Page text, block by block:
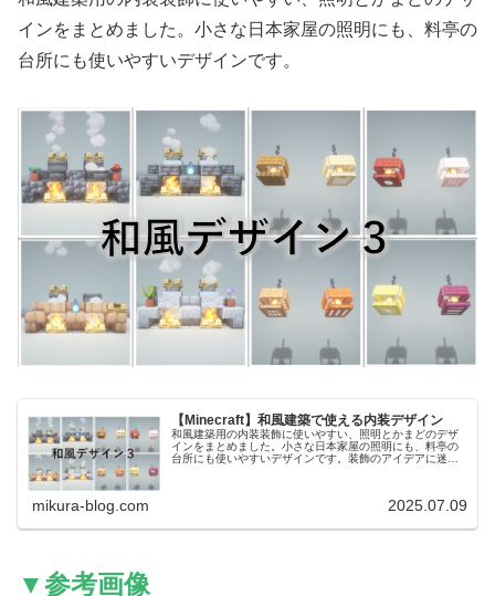
インをまとめました。小さな日本家屋の照明にも、料亭の
台所にも使いやすいデザインです。
【Minecraft】和風建築で使える内装デザイン
和風建築用の内装装飾に使いやすい、照明とかまどのデザ
インをまとめました。小さな日本家屋の照明にも、料亭の
台所にも使いやすいデザインです。装飾のアイデアに迷っ
mikura-blog.com 2025.07.09
▼参考画像